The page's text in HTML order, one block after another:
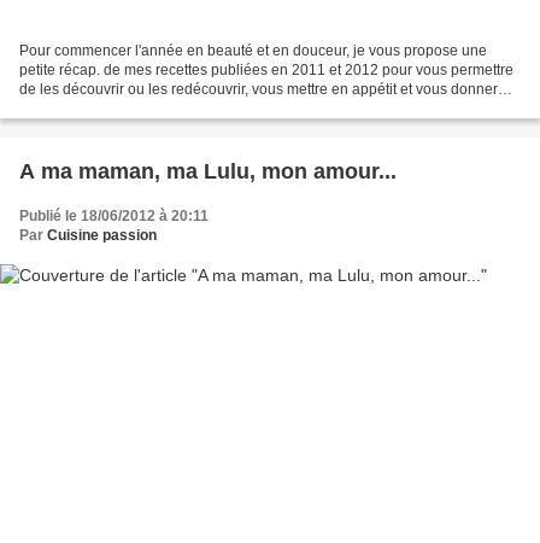
Pour commencer l'année en beauté et en douceur, je vous propose une
petite récap. de mes recettes publiées en 2011 et 2012 pour vous permettre
de les découvrir ou les redécouvrir, vous mettre en appétit et vous donner
A ma maman, ma Lulu, mon amour...
Publié le 18/06/2012 à 20:11
Par Cuisine passion